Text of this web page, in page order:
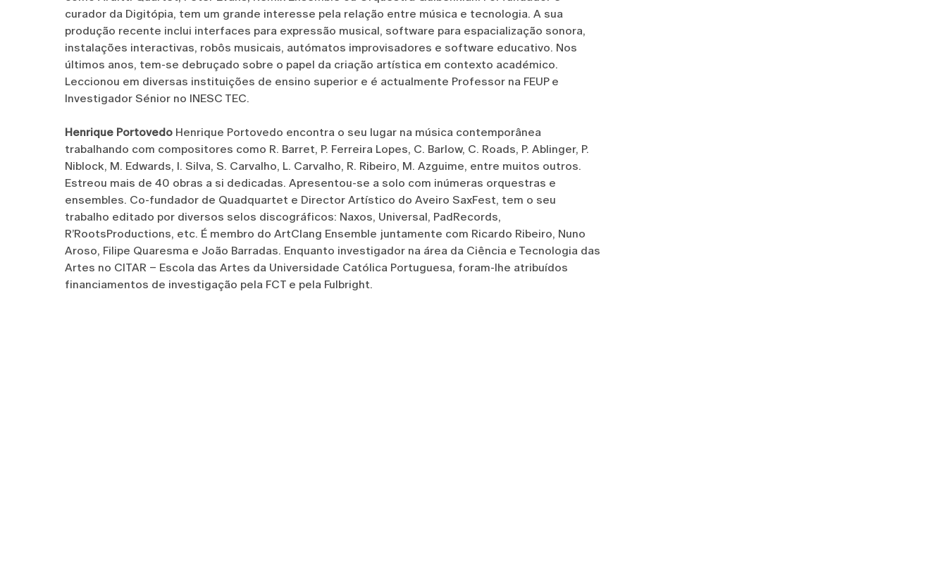
curador da Digitópia, tem um grande interesse pela relação entre música e tecnologia. A sua
produção recente inclui interfaces para expressão musical, software para espacialização sonora,
instalações interactivas, robôs musicais, autómatos improvisadores e software educativo. Nos
últimos anos, tem-se debruçado sobre o papel da criação artística em contexto académico.
Leccionou em diversas instituições de ensino superior e é actualmente Professor na FEUP e
Investigador Sénior no INESC TEC.
Henrique Portovedo Henrique Portovedo encontra o seu lugar na música contemporânea
trabalhando com compositores como R. Barret, P. Ferreira Lopes, C. Barlow, C. Roads, P. Ablinger, P.
Niblock, M. Edwards, I. Silva, S. Carvalho, L. Carvalho, R. Ribeiro, M. Azguime, entre muitos outros.
Estreou mais de 40 obras a si dedicadas. Apresentou-se a solo com inúmeras orquestras e
ensembles. Co-fundador de Quadquartet e Director Artístico do Aveiro SaxFest, tem o seu
trabalho editado por diversos selos discográficos: Naxos, Universal, PadRecords,
R’RootsProductions, etc. É membro do ArtClang Ensemble juntamente com Ricardo Ribeiro, Nuno
Aroso, Filipe Quaresma e João Barradas. Enquanto investigador na área da Ciência e Tecnologia das
Artes no CITAR – Escola das Artes da Universidade Católica Portuguesa, foram-lhe atribuídos
financiamentos de investigação pela FCT e pela Fulbright.